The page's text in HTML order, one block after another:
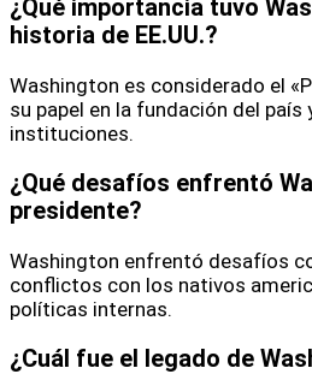
¿Qué importancia tuvo
historia de EE.UU.?
Washington es considerado el
su papel en la fundación del país
instituciones.
¿Qué desafíos enfrentó
presidente?
Washington enfrentó desafíos
conflictos con los nativos
políticas internas.
¿Cuál fue el legado de